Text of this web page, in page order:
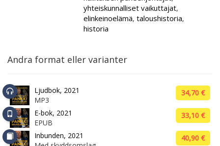
yhteiskunnalliset vaikuttajat,
elinkeinoelämä, taloushistoria,
historia
Andra format eller varianter
Ljudbok, 2021
MP3
34,70 €
E-bok, 2021
EPUB
33,10 €
Inbunden, 2021
40,90 €